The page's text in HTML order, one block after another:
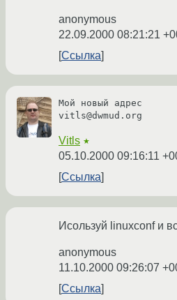
anonymous
22.09.2000 08:21:21
Ссылка
Мой новый адрес
vitls@dwmud.org
Vitls ★
05.10.2000 09:16:11
Ссылка
Исользуй linuxconf и
anonymous
11.10.2000 09:26:07
Ссылка